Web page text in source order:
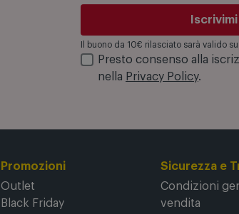
Iscrivimi
Il buono da 10€ rilasciato sarà valido
Presto consenso alla
Promozioni
Outlet
Sicurezza e
Condizioni